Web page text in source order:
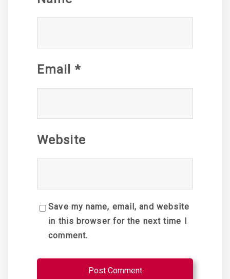
Email *
Website
Save my name, email, and website
in this browser for the next time I
comment.